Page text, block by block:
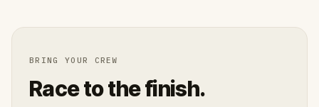
BRING YOUR CREW
Race to the finish.